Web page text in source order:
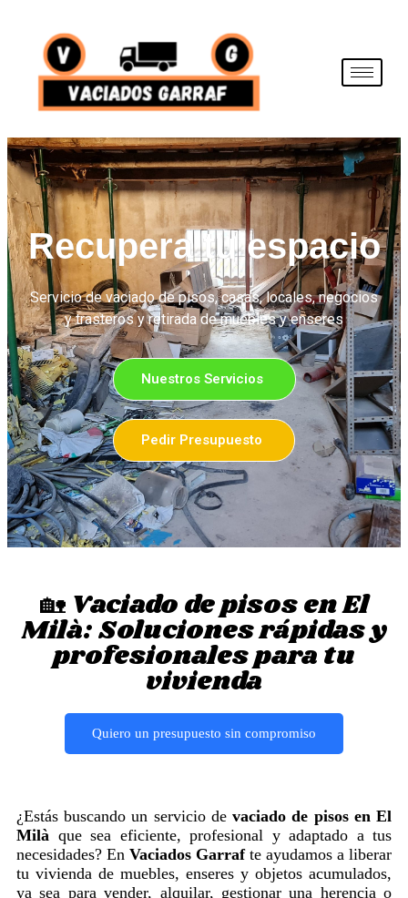
Recupera tu espacio
Servicio de vaciado de pisos, casas, locales, negocios
y trasteros y retirada de muebles y enseres
Nuestros Servicios
Pedir Presupuesto
🏡 Vaciado de pisos en El
Milà: Soluciones rápidas y
profesionales para tu
vivienda
Quiero un presupuesto sin compromiso
¿Estás buscando un servicio devaciado de pisos en El
Milà que sea eficiente, profesional y adaptado a tus
necesidades? En Vaciados Garrafte ayudamos a liberar
tu vivienda de muebles, enseres y objetos acumulados,
ya sea para vender, alquilar, gestionar una herencia o